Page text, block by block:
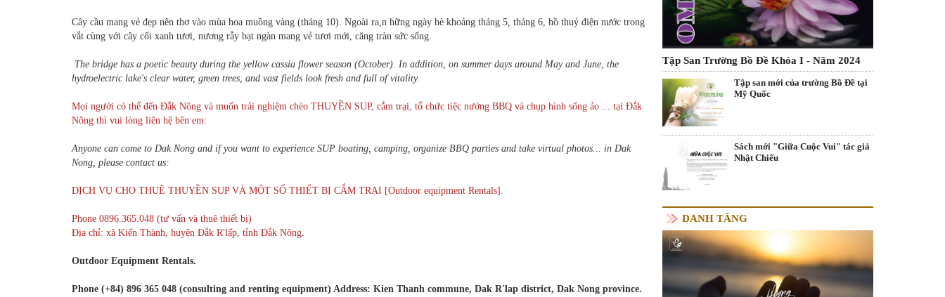
Cây cầu mang vẻ đẹp nên thơ vào mùa hoa muồng vàng (tháng 10). Ngoài ra,n hững ngày hè khoảng tháng 5, tháng 6, hồ thuỷ điện nước trong
vắt cùng với cây cối xanh tươi, nương rẫy bạt ngàn mang vẻ tươi mới, căng tràn sức sống.
The bridge has a poetic beauty during the yellow cassia flower season (October). In addition, on summer days around May and June, the
hydroelectric lake's clear water, green trees, and vast fields look fresh and full of vitality.
Mọi người có thể đến Đắk Nông và muốn trải nghiệm chèo THUYỀN SUP, cắm trại, tổ chức tiệc nướng BBQ và chụp hình sống ảo ... tại Đắk
Nông thì vui lòng liên hệ bên em:
Anyone can come to Dak Nong and if you want to experience SUP boating, camping, organize BBQ parties and take virtual photos... in Dak
Nong, please contact us:
DỊCH VỤ CHO THUÊ THUYỀN SUP VÀ MỘT SỐ THIẾT BỊ CẮM TRẠI [Outdoor equipment Rentals].
Phone 0896.365.048 (tư vấn và thuê thiết bị)
Địa chỉ: xã Kiến Thành, huyện Đắk R'lấp, tỉnh Đắk Nông.
Outdoor Equipment Rentals.
Phone (+84) 896 365 048 (consulting and renting equipment) Address: Kien Thanh commune, Dak R'lap district, Dak Nong province.
Tập San Trường Bồ Đề Khóa I - Năm 2024
Tập san mới của trường Bồ Đề tại
Mỹ Quốc
Sách mới "Giữa Cuộc Vui" tác giả
Nhật Chiếu
DANH TĂNG